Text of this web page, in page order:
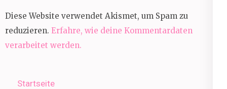
Diese Website verwendet Akismet, um Spam zu
reduzieren. Erfahre, wie deine Kommentardaten
verarbeitet werden.
Startseite